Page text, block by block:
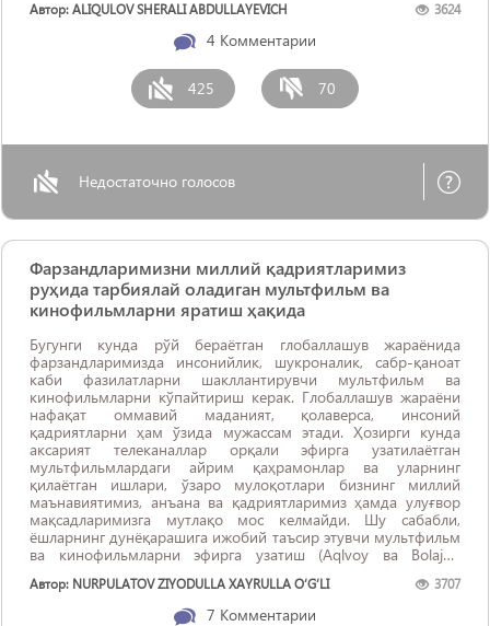
қулайликлар яратилиши, йўллардаги тирбандликнинг
Автор: ALIQULOV SHERALI ABDULLAYEVICH 3624
4 Комментарии
425 70
Недостаточно голосов
Фарзандларимизни миллий қадриятларимиз
руҳида тарбиялай оладиган мультфильм ва
кинофильмларни яратиш ҳақида
Бугунги кунда рўй бераётган глобаллашув жараёнида
фарзандларимизда инсонийлик, шукроналик, сабр-қаноат
каби фазилатларни шакллантирувчи мультфильм ва
кинофильмларни кўпайтириш керак. Глобаллашув жараёни
нафақат оммавий маданият, қолаверса, инсоний
қадриятларни ҳам ўзида мужассам этади. Ҳозирги кунда
аксарият телеканаллар орқали эфирга узатилаётган
мультфильмлардаги айрим қаҳрамонлар ва уларнинг
қилаётган ишлари, ўзаро мулоқотлари бизнинг миллий
маънавиятимиз, анъана ва қадриятларимиз ҳамда улуғвор
мақсадларимизга мутлақо мос келмайди. Шу сабабли,
ёшларнинг дунёқарашига ижобий таъсир этувчи мультфильм
ва кинофильмларни эфирга узатиш (Aqlvoy ва Bolajon
қадриятларимизга мос бўлган янги миллий фильмларни
яратиш мақсадга мувофиқ.
Автор: NURPULATOV ZIYODULLA XAYRULLA O‘G‘LI 3707
7 Комментарии